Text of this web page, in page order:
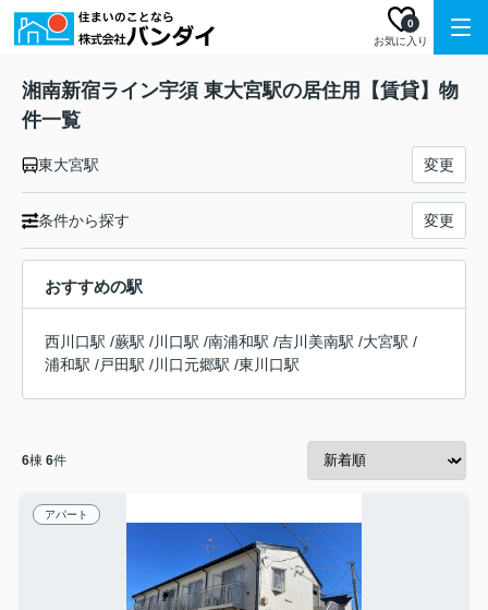
お気に入り
0
湘南新宿ライン宇須 東大宮駅の居住用【賃貸】物
件一覧
東大宮駅 変更
条件から探す 変更
おすすめの駅
西川口駅 /蕨駅 /川口駅 /南浦和駅 /吉川美南駅 /大宮駅 /
浦和駅 /戸田駅 /川口元郷駅 /東川口駅
6棟 6件
アパート